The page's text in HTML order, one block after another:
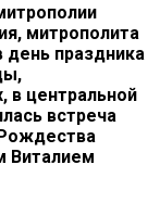
митрополита
день праздника
в центральной
встреча
Виталием